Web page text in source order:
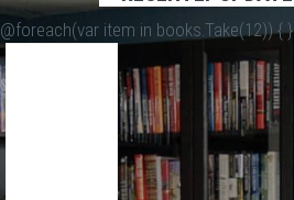
@foreach(var item in books.Take(12)) {}